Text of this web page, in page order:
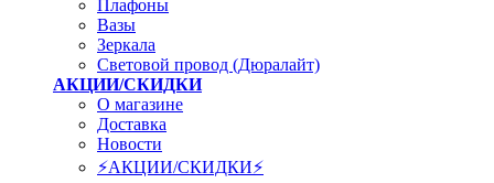
Плафоны
Вазы
Зеркала
Световой провод (Дюралайт)
АКЦИИ/СКИДКИ
О магазине
Доставка
Новости
⚡АКЦИИ/СКИДКИ⚡